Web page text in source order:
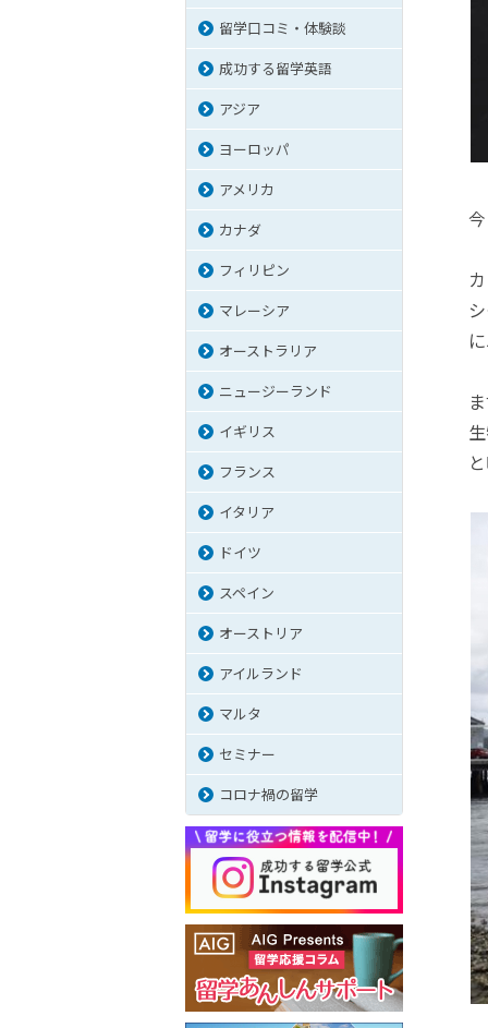
留学口コミ・体験談
成功する留学英語
アジア
ヨーロッパ
アメリカ
カナダ
フィリピン
マレーシア
オーストラリア
ニュージーランド
イギリス
フランス
イタリア
ドイツ
スペイン
オーストリア
アイルランド
マルタ
セミナー
コロナ禍の留学